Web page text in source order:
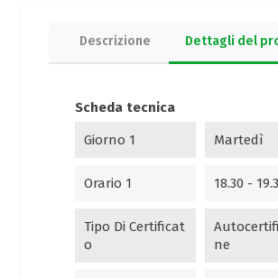
Descrizione Dettagli del
Scheda tecnica
Giorno 1
Martedì
Orario 1 18.30 -
Tipo Di Certificat
O
Ne